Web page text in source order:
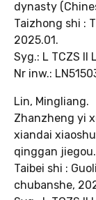
dynasty
Taizhong shi :
2025.01.
Syg.: L TCZS II
Nr inw.:
Lin, Mingliang.
Zhanzheng yi
xiandai
qinggan jiegou.
Taibei shi :
chubanshe,